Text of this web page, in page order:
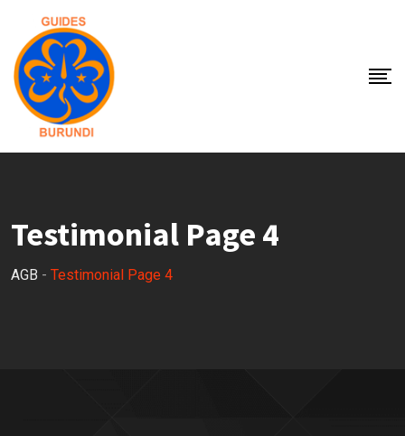
Testimonial Page 4
AGB - Testimonial Page 4